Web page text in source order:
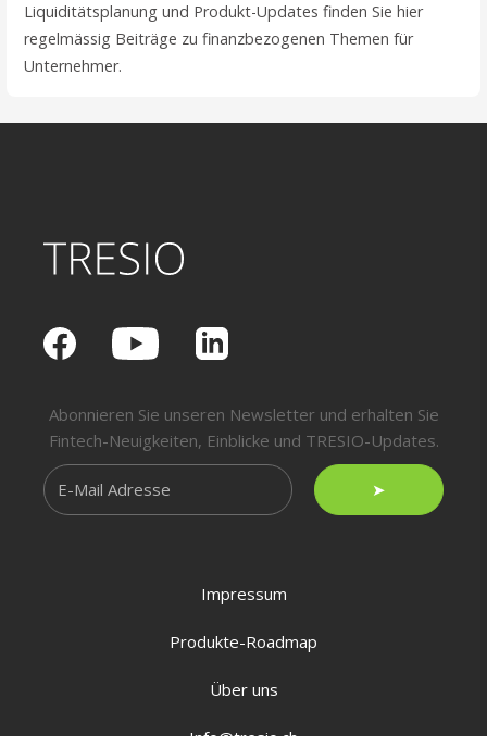
Liquiditätsplanung und Produkt-Updates finden Sie hier
regelmässig Beiträge zu finanzbezogenen Themen für
Unternehmer.
Abonnieren Sie unseren Newsletter und erhalten Sie
Fintech-Neuigkeiten, Einblicke und TRESIO-Updates.
➤
Impressum
Produkte-Roadmap
Über uns